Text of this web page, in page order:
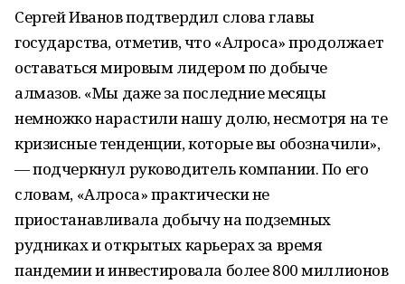
Сергей Иванов подтвердил слова главы
государства, отметив, что «Алроса» продолжает
оставаться мировым лидером по добыче
алмазов. «Мы даже за последние месяцы
немножко нарастили нашу долю, несмотря на те
кризисные тенденции, которые вы обозначили»,
— подчеркнул руководитель компании. По его
словам, «Алроса» практически не
приостанавливала добычу на подземных
рудниках и открытых карьерах за время
пандемии и инвестировала более 800 миллионов